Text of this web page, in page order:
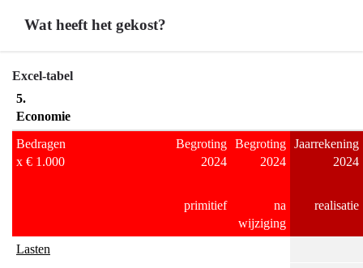
Wat heeft het gekost?
Terug
naar
navigatie
Programma
Talentontwikkeling
Excel-tabel
5.
Economie
Bedragen
x € 1.000
Begroting
2024
Begroting
2024
Jaarrekening
2024
primitief
na
wijziging
realisatie
Lasten